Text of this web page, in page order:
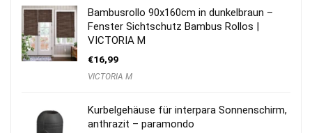
Bambusrollo 90x160cm in dunkelbraun –
Fenster Sichtschutz Bambus Rollos |
VICTORIA M
€16,99
VICTORIA M
Kurbelgehäuse für interpara Sonnenschirm,
anthrazit – paramondo